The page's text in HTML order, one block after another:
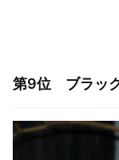
第9位 ブラッ